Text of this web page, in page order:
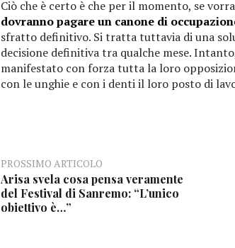
Ciò che è certo è che per il momento, se
dovranno pagare un canone di
sfratto definitivo. Si tratta tuttavia di una
decisione definitiva tra qualche mese.
manifestato con forza tutta la loro
con le unghie e con i denti il loro posto di
PROSSIMO ARTICOLO
Arisa svela cosa pensa veramente
del Festival di Sanremo: “L’unico
obiettivo è…”